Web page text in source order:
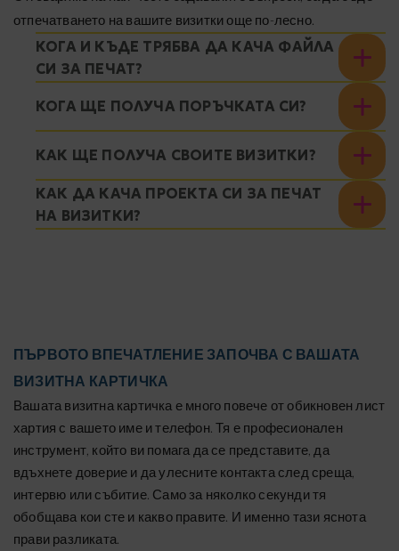
отпечатването на вашите визитки още по-лесно.
КОГА И КЪДЕ ТРЯБВА ДА КАЧА ФАЙЛА
СИ ЗА ПЕЧАТ?
КОГА ЩЕ ПОЛУЧА ПОРЪЧКАТА СИ?
КАК ЩЕ ПОЛУЧА СВОИТЕ ВИЗИТКИ?
КАК ДА КАЧА ПРОЕКТА СИ ЗА ПЕЧАТ
НА ВИЗИТКИ?
ПЪРВОТО ВПЕЧАТЛЕНИЕ ЗАПОЧВА С ВАШАТА
ВИЗИТНА КАРТИЧКА
Вашата визитна картичка е много повече от обикновен лист
хартия с вашето име и телефон. Тя е професионален
инструмент, който ви помага да се представите, да
вдъхнете доверие и да улесните контакта след среща,
интервю или събитие. Само за няколко секунди тя
обобщава кои сте и какво правите. И именно тази яснота
прави разликата.